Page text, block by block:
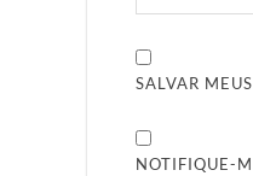
SALVAR
NOTIFIQUE-